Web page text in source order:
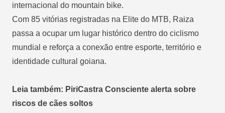
internacional do mountain bike.
Com 85 vitórias registradas na Elite do MTB, Raiza
passa a ocupar um lugar histórico dentro do ciclismo
mundial e reforça a conexão entre esporte, território e
identidade cultural goiana.
Leia também: PiriCastra Consciente alerta sobre
riscos de cães soltos